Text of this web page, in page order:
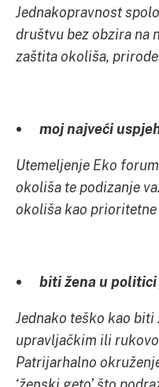
Jednakopravnost
društvu bez obzira na
zaštita okoliša,
moj najveći
Utemeljenje Eko
okoliša te podizanje
okoliša kao
biti žena u
Jednako teško kao biti
upravljačkim ili
Patrijarhalno